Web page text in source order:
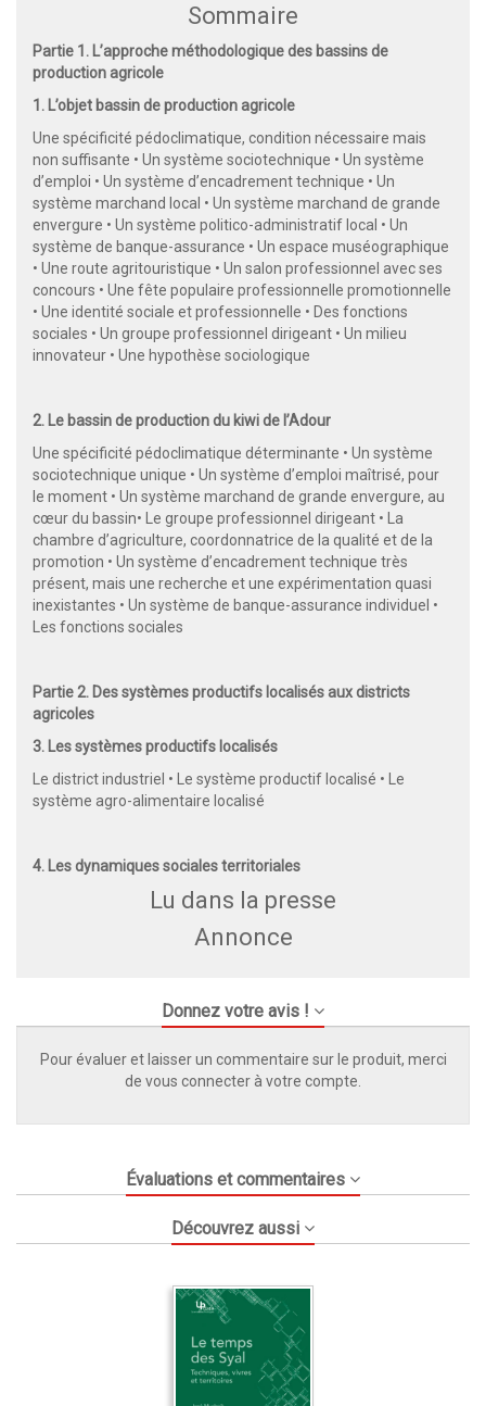
Sommaire
Partie 1. L’approche méthodologique des bassins de
production agricole
1. L’objet bassin de production agricole
Une spécificité pédoclimatique, condition nécessaire mais
non suffisante • Un système sociotechnique • Un système
d’emploi • Un système d’encadrement technique • Un
système marchand local • Un système marchand de grande
envergure • Un système politico-administratif local • Un
système de banque-assurance • Un espace muséographique
• Une route agritouristique • Un salon professionnel avec ses
concours • Une fête populaire professionnelle promotionnelle
• Une identité sociale et professionnelle • Des fonctions
sociales • Un groupe professionnel dirigeant • Un milieu
innovateur • Une hypothèse sociologique
2. Le bassin de production du kiwi de l’Adour
Une spécificité pédoclimatique déterminante • Un système
sociotechnique unique • Un système d’emploi maîtrisé, pour
le moment • Un système marchand de grande envergure, au
cœur du bassin• Le groupe professionnel dirigeant • La
chambre d’agriculture, coordonnatrice de la qualité et de la
promotion • Un système d’encadrement technique très
présent, mais une recherche et une expérimentation quasi
inexistantes • Un système de banque-assurance individuel •
Les fonctions sociales
Partie 2. Des systèmes productifs localisés aux districts
agricoles
3. Les systèmes productifs localisés
Le district industriel • Le système productif localisé • Le
système agro-alimentaire localisé
4. Les dynamiques sociales territoriales
Lu dans la presse
Annonce
Donnez votre avis !
Pour évaluer et laisser un commentaire sur le produit, merci
de vous connecter à votre compte.
Évaluations et commentaires
Découvrez aussi